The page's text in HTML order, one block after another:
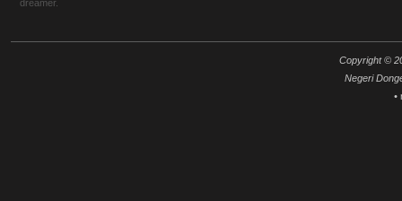
dreamer.
Copyright ©
Negeri
•